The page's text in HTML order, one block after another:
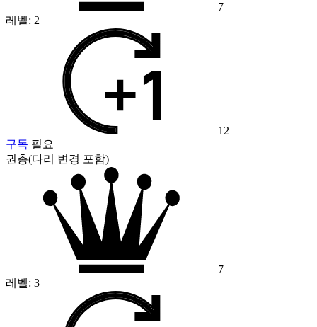
7
레벨: 2
12
구독 필요
권총(다리 변경 포함)
7
레벨: 3